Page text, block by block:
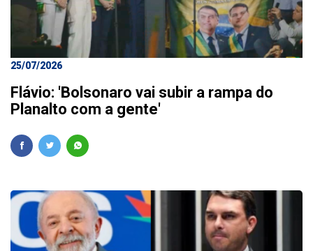
25/07/2026
Flávio: 'Bolsonaro vai subir a rampa do
Planalto com a gente'